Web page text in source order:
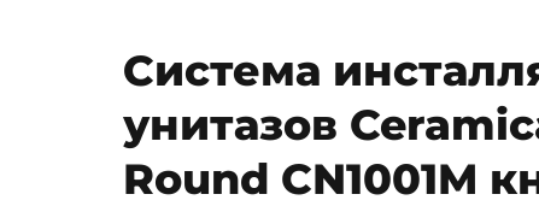
Система
унитазов
Round CN1001M